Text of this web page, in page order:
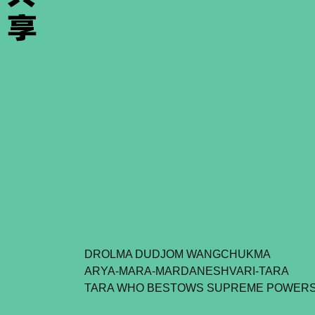
DROLMA DUDJOM WANGCHUKMA
ARYA-MARA-MARDANESHVARI-TARA
TARA WHO BESTOWS SUPREME